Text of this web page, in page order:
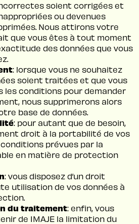
soient corrigées et
ou devenues
Nous attirons votre
que vous êtes à tout moment
des données que vous
: lorsque vous ne souhaitez
soient traitées et que vous
les conditions pour demander
nous supprimerons alors
base de données.
: pour autant que de besoin,
droit à la portabilité de vos
prévues par la
en matière de protection
: vous disposez d’un droit
utilisation de vos données à
du traitement: enfin, vous
de IMAJE la limitation du